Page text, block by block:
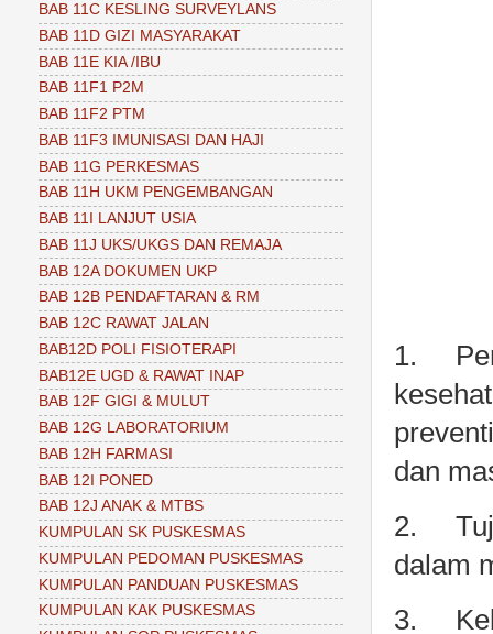
1.
dan
2.
dalam
3.
BAB 11C KESLING SURVEYLANS
BAB 11D GIZI MASYARAKAT
BAB 11E KIA /IBU
BAB 11F1 P2M
BAB 11F2 PTM
BAB 11F3 IMUNISASI DAN HAJI
BAB 11G PERKESMAS
BAB 11H UKM PENGEMBANGAN
BAB 11I LANJUT USIA
BAB 11J UKS/UKGS DAN REMAJA
BAB 12A DOKUMEN UKP
BAB 12B PENDAFTARAN & RM
BAB 12C RAWAT JALAN
BAB12D POLI FISIOTERAPI
BAB12E UGD & RAWAT INAP
BAB 12F GIGI & MULUT
BAB 12G LABORATORIUM
BAB 12H FARMASI
BAB 12I PONED
BAB 12J ANAK & MTBS
KUMPULAN SK PUSKESMAS
KUMPULAN PEDOMAN PUSKESMAS
KUMPULAN PANDUAN PUSKESMAS
KUMPULAN KAK PUSKESMAS